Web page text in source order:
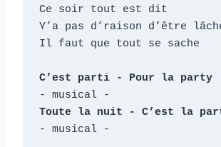
Ce soir tout est dit
Y’a pas d’raison d’être
Il faut que tout se sache
C’est parti - Pour la party
Toute la nuit - C’est la
- musical -